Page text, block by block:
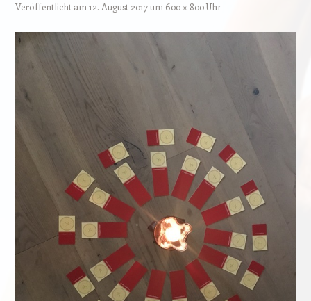
Veröffentlicht am 12. August 2017um 600 × 800Uhr